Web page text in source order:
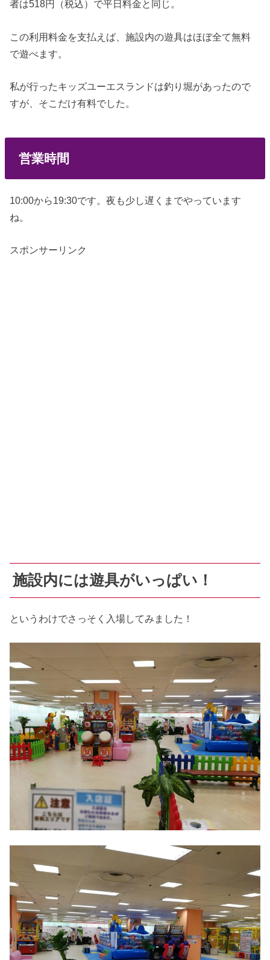
者は518円（税込）で平日料金と同じ。
この利用料金を支払えば、施設内の遊具はほぼ全て無料
で遊べます。
私が行ったキッズユーエスランドは釣り堀があったので
すが、そこだけ有料でした。
営業時間
10:00から19:30です。夜も少し遅くまでやっています
ね。
スポンサーリンク
施設内には遊具がいっぱい！
というわけでさっそく入場してみました！